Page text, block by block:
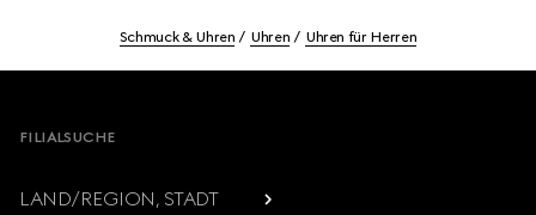
Schmuck & Uhren Uhren Uhren für Herren
FILIALSUCHE
LAND/REGION, STADT